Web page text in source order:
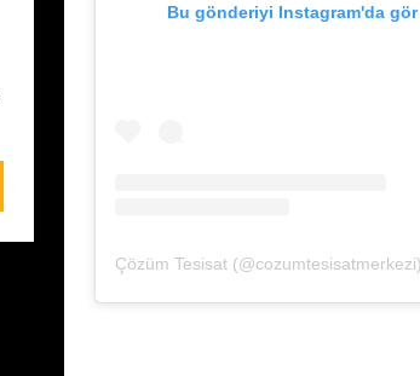
Bu gönderiyi Instagram'da gör